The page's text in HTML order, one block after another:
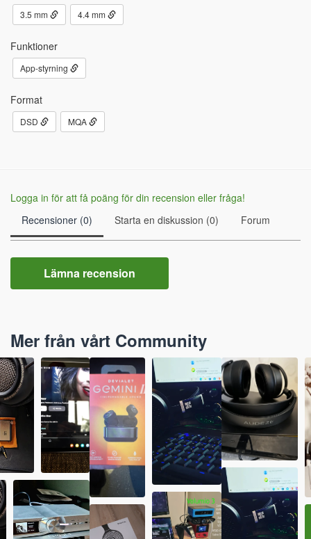
3.5 mm 4.4 mm
Funktioner
App-styrning
Format
DSD MQA
Logga in för att få poäng för din recension eller fråga!
Recensioner (0)
Starta en diskussion (0) Forum
Lämna recension
Mer från vårt Community